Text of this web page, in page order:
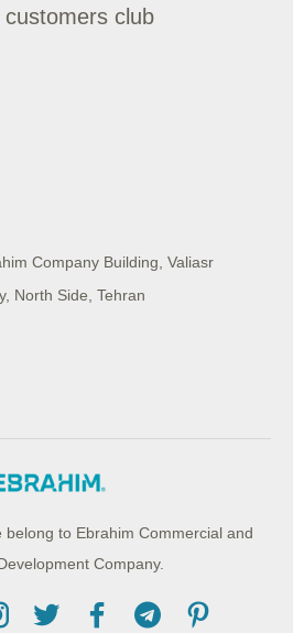
club
Company Building, Valiasr
North Side, Tehran
belong to Ebrahim Commercial and
Company.